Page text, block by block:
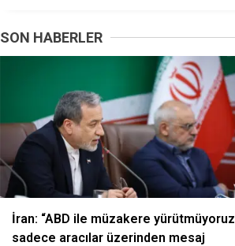
SON HABERLER
İran: “ABD ile müzakere yürütmüyoruz
sadece aracılar üzerinden mesaj